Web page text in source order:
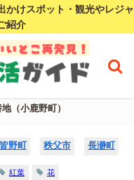
かけスポット・観光やレジャ
紹介
（小鹿野町）
皆野町 秩父市 長瀞町
紅葉 花